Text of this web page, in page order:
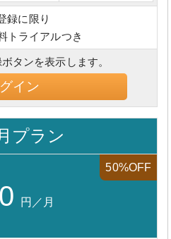
録に限り
トライアルつき
タンを表示します。
イン
プラン
50%OFF
円／月